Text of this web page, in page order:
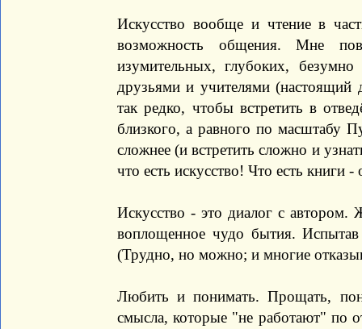
Искусство вообще и чтение в
возможность общения. Мне
изумительных, глубоких,
друзьями и учителями (настоящий
так редко, чтобы встретить в
близкого, а равного по масштабу
сложнее (и встретить сложно и
что есть искусство! Что есть книги
Искусство - это диалог с
воплощенное чудо бытия. Испытав
(Трудно, но можно; и многие
Любить и понимать. Прощать,
смысла, которые "не работают" по